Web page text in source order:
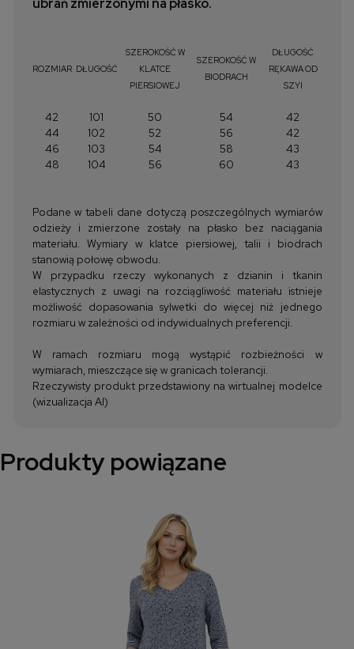
ROZMIAR DŁUGOŚĆ
SZEROKOŚĆ W
KLATCE
PIERSIOWEJ
SZEROKOŚĆ W
BIODRACH
DŁUGOŚĆ
RĘKAWA OD
SZYI
42 101 50 54
42
44
102 52 56
42
46
103 54 58
43
48
104 56 60 43
Podane w tabeli dane dotyczą poszczególnych wymiarów
odzieży i zmierzone zostały na płasko bez naciągania
materiału. Wymiary w klatce piersiowej, talii i biodrach
stanowią połowę obwodu.
W przypadku rzeczy wykonanych z dzianin i tkanin
elastycznych z uwagi na rozciągliwość materiału istnieje
możliwość dopasowania sylwetki do więcej niż jednego
rozmiaru w zależności od indywidualnych preferencji.
W ramach rozmiaru mogą wystąpić rozbieżności w
wymiarach, mieszczące się w granicach tolerancji.
Rzeczywisty produkt przedstawiony na wirtualnej modelce
(wizualizacja AI)
Produkty powiązane